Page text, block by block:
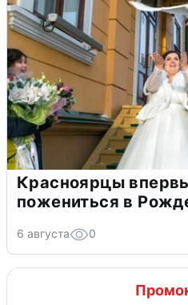
Красноярцы
пожениться в
6 августа 0